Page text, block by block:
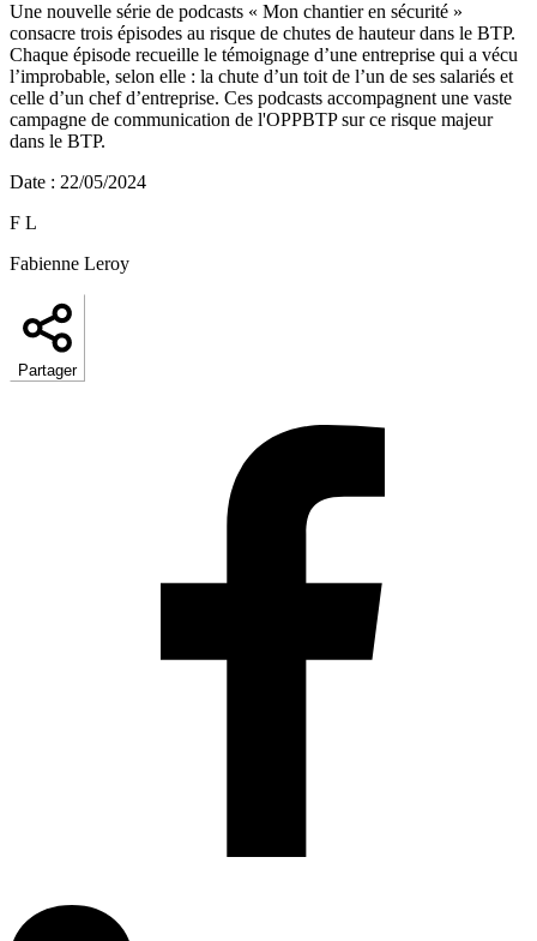
Une nouvelle série de podcasts « Mon chantier en sécurité »
consacre trois épisodes au risque de chutes de hauteur dans le BTP.
Chaque épisode recueille le témoignage d’une entreprise qui a vécu
l’improbable, selon elle : la chute d’un toit de l’un de ses salariés et
celle d’un chef d’entreprise. Ces podcasts accompagnent une vaste
campagne de communication de l'OPPBTP sur ce risque majeur
dans le BTP.
Date : 22/05/2024
F L
Fabienne Leroy
Partager